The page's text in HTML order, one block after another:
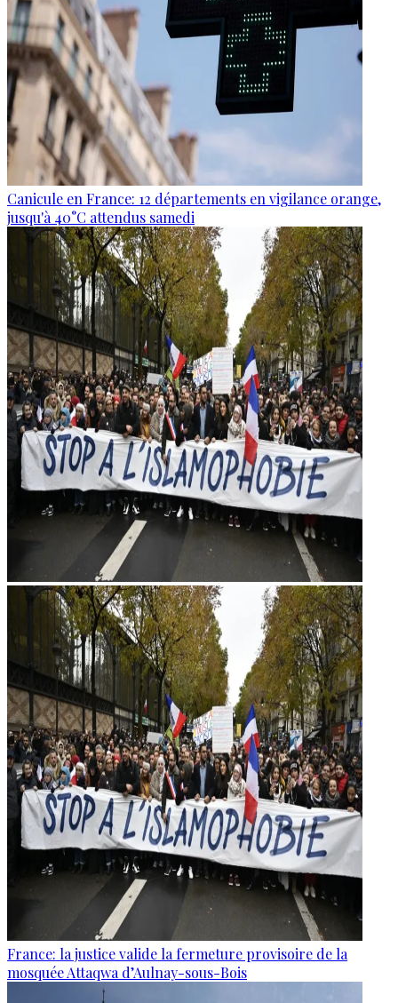
Canicule en France: 12 départements en vigilance orange,
jusqu'à 40°C attendus samedi
France: la justice valide la fermeture provisoire de la
mosquée Attaqwa d’Aulnay-sous-Bois